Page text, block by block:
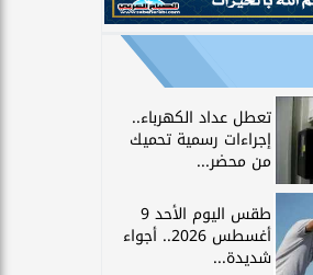
تعطل عداد الكهرباء..
إجراءات رسمية تحميك
من محضر...
طقس اليوم الأحد 9
أغسطس 2026.. أجواء
شديدة...